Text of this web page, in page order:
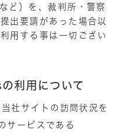
ど）を、裁判所・警察
出要請があった場合以
用する事は一切ござい
利用について
社サイトの訪問状況を
サービスである